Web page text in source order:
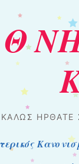
Θ
ΚΑΛΏΣ ΉΡΘΑΤΕ